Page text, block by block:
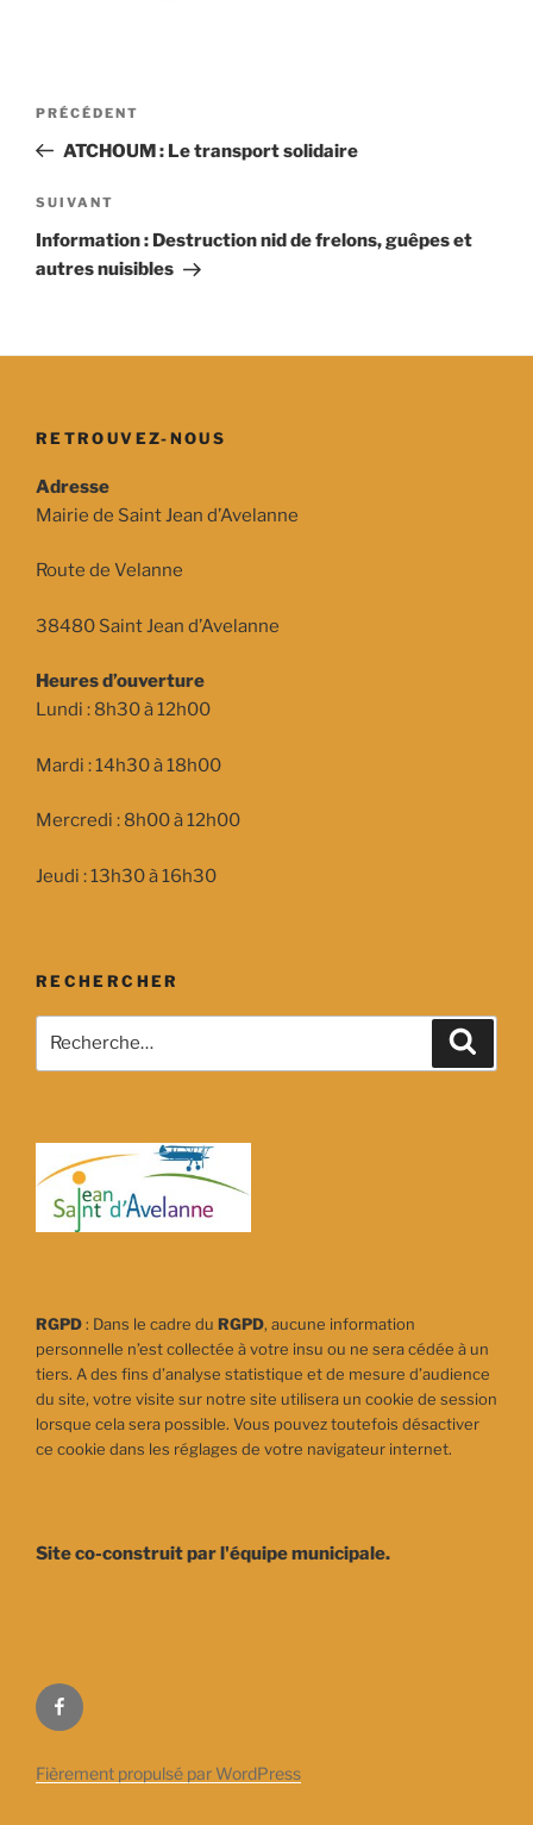
Navigation
l’article
Article
précédent
PRÉCÉDENT
ATCHOUM : Le transport solidaire
Article
suivant
SUIVANT
Information : Destruction nid de frelons, guêpes et
autres nuisibles
RETROUVEZ-NOUS
Adresse
Mairie de Saint Jean d’Avelanne
Route de Velanne
38480 Saint Jean d’Avelanne
Heures d’ouverture
Lundi : 8h30 à 12h00
Mardi : 14h30 à 18h00
Mercredi : 8h00 à 12h00
Jeudi : 13h30 à 16h30
RECHERCHER
pour
RGPD: Dans le cadre du RGPD, aucune information
personnelle n’est collectée à votre insu ou ne sera cédée à un
tiers. A des fins d’analyse statistique et de mesure d’audience
du site, votre visite sur notre site utilisera un cookie de session
lorsque cela sera possible. Vous pouvez toutefois désactiver
ce cookie dans les réglages de votre navigateur internet.
Site co-construit par l'équipe municipale.
Facebook
Fièrement propulsé par WordPress